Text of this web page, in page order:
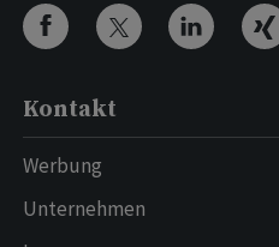
Kontakt
Werbung
Unternehmen